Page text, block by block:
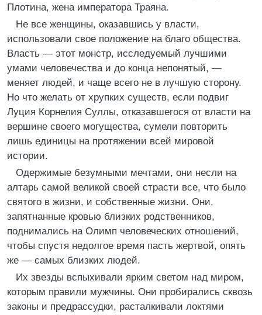
Плотина, жена императора Траяна.
Не все женщины, оказавшись у власти,
использовали свое положение на благо общества.
Власть — этот монстр, исследуемый лучшими
умами человечества и до конца непонятый, —
меняет людей, и чаще всего не в лучшую сторону.
Но что желать от хрупких существ, если подвиг
Луция Корнелия Суллы, отказавшегося от власти на
вершине своего могущества, сумели повторить
лишь единицы на протяжении всей мировой
истории.
Одержимые безумными мечтами, они несли на
алтарь самой великой своей страсти все, что было
святого в жизни, и собственные жизни. Они,
запятнанные кровью близких родственников,
поднимались на Олимп человеческих отношений,
чтобы спустя недолгое время пасть жертвой, опять
же — самых близких людей.
Их звезды вспыхивали ярким светом над миром,
которым правили мужчины. Они пробирались сквозь
законы и предрассудки, расталкивали локтями